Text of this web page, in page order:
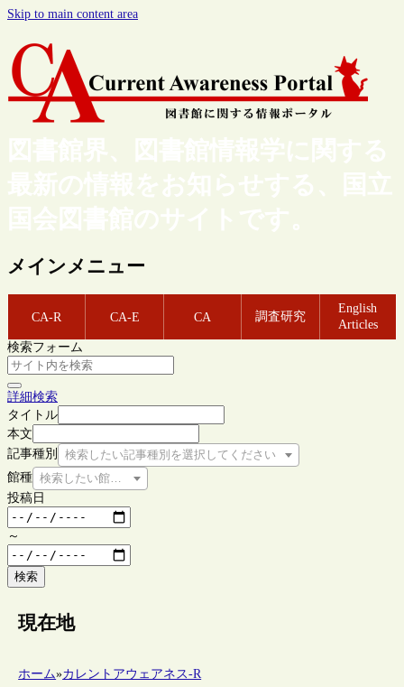
Skip to main content area
図書館界、図書館情報学に関する
最新の情報をお知らせする、国立
国会図書館のサイトです。
メインメニュー
CA-R CA-E CA 調査研究
English
Articles
検索フォーム
詳細検索
タイトル
本文
記事種別
検索したい記事種別を選択してください
館種 検索したい館種を選択してください
投稿日
～
検索
現在地
ホーム»カレントアウェアネス-R